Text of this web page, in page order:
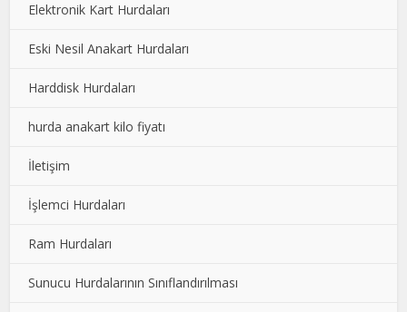
Elektronik Kart Hurdaları
Eski Nesil Anakart Hurdaları
Harddisk Hurdaları
hurda anakart kilo fiyatı
İletişim
İşlemci Hurdaları
Ram Hurdaları
Sunucu Hurdalarının Sınıflandırılması